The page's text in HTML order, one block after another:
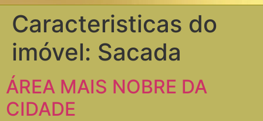
Caracteristicas do
imóvel: Sacada
ÁREA MAIS NOBRE DA
CIDADE